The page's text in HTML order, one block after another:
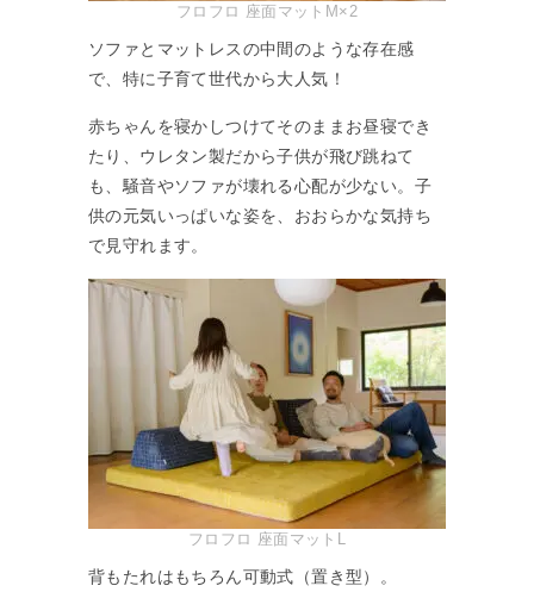
フロフロ 座面マットM×2
ソファとマットレスの中間のような存在感
で、特に子育て世代から大人気！
赤ちゃんを寝かしつけてそのままお昼寝でき
たり、ウレタン製だから子供が飛び跳ねて
も、騒音やソファが壊れる心配が少ない。子
供の元気いっぱいな姿を、おおらかな気持ち
で見守れます。
フロフロ 座面マットL
背もたれはもちろん可動式（置き型）。